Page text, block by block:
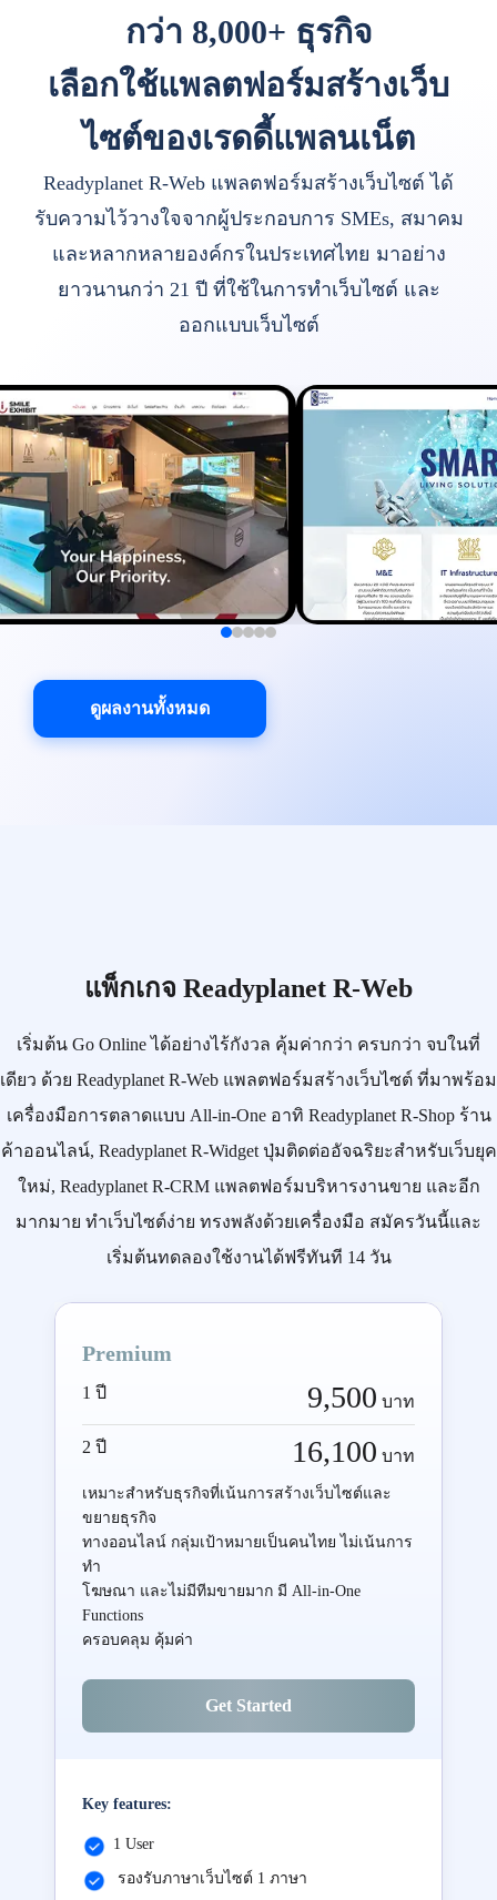
กว่า 8,000+ ธุรกิจ
เลือกใช้แพลตฟอร์มสร้างเว็บ
ไซต์ของเรดดี้แพลนเน็ต
Readyplanet R-Web แพลตฟอร์มสร้างเว็บไซต์ ได้
รับความไว้วางใจจากผู้ประกอบการ SMEs, สมาคม
และหลากหลายองค์กรในประเทศไทย มาอย่าง
ยาวนานกว่า 21 ปี ที่ใช้ในการทำเว็บไซต์ และ
ออกแบบเว็บไซต์
ดูผลงานทั้งหมด
แพ็กเกจ Readyplanet R-Web
เริ่มต้น Go Onlineได้อย่างไร้กังวล คุ้มค่ากว่า ครบกว่า จบในที่
เดียว ด้วย Readyplanet R-Web แพลตฟอร์มสร้างเว็บไซต์ ที่มาพร้อม
เครื่องมือการตลาดแบบ All-in-Oneอาทิ Readyplanet R-Shopร้าน
ค้าออนไลน์, Readyplanet R-Widgetปุ่มติดต่ออัจฉริยะสำหรับเว็บยุค
ใหม่, Readyplanet R-CRMแพลตฟอร์มบริหารงานขาย และอีก
มากมาย ทำเว็บไซต์ง่าย ทรงพลังด้วยเครื่องมือ สมัครวันนี้และ
เริ่มต้นทดลองใช้งานได้ฟรีทันที 14 วัน
Premium
1 ปี 9,500 บาท
2 ปี 16,100 บาท
เหมาะสำหรับธุรกิจที่เน้นการสร้างเว็บไซต์และ
ขยายธุรกิจ
ทางออนไลน์ กลุ่มเป้าหมายเป็นคนไทย ไม่เน้นการ
ทำ
โฆษณา และไม่มีทีมขายมาก มี All-in-One
Functions
ครอบคลุม คุ้มค่า
Get Started
Key features:
1 User
รองรับภาษาเว็บไซต์ 1 ภาษา